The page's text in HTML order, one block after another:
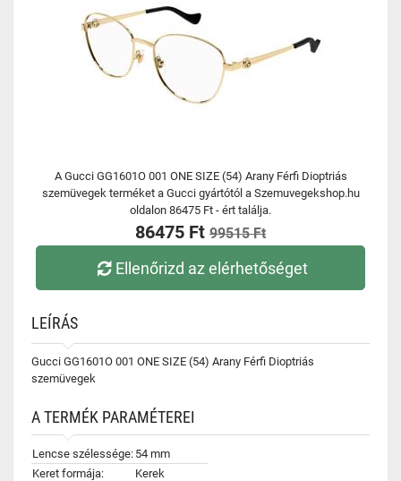
A Gucci GG1601O 001 ONE SIZE (54) Arany Férfi Dioptriás
szemüvegek terméket a Gucci gyártótól a Szemuvegekshop.hu
oldalon 86475 Ft - ért találja.
86475 Ft 99515 Ft
Ellenőrizd az elérhetőséget
LEÍRÁS
Gucci GG1601O 001 ONE SIZE (54) Arany Férfi Dioptriás
szemüvegek
A TERMÉK PARAMÉTEREI
Lencse szélessége: 54 mm
Keret formája:
Kerek